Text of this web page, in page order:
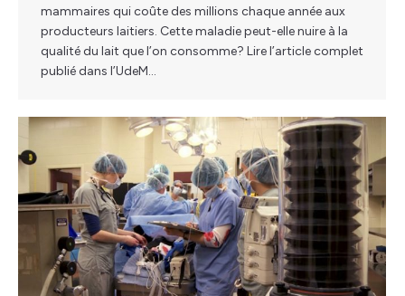
mammaires qui coûte des millions chaque année aux
producteurs laitiers. Cette maladie peut-elle nuire à la
qualité du lait que l’on consomme? Lire l’article complet
publié dans l’UdeM…